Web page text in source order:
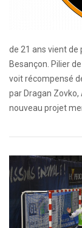
de 21 ans vient
Besançon. Pilier
voit récompensé
par Dragan
nouveau projet